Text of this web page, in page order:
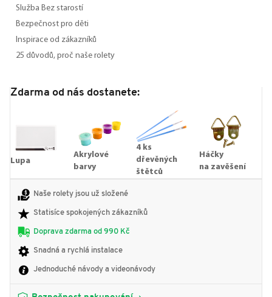
Služba Bez starostí
Bezpečnost pro děti
Inspirace od zákazníků
25 důvodů, proč naše rolety
Zdarma od nás dostanete:
Lupa
Akrylové
barvy
4 ks
dřevěných
štětců
Háčky
na zavěšení
Naše rolety jsou už složené
Statisíce spokojených zákazníků
Doprava zdarma od 990 Kč
Snadná a rychlá instalace
Jednoduché návody a videonávody